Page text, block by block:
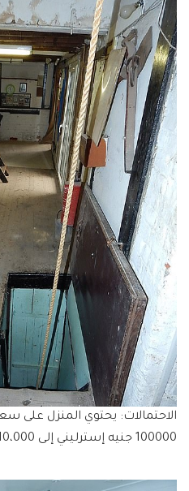
الاحتمالات: يحتوي المنزل على
100000 جنيه إسترليني إلى 110،000 جنيه إسترليني